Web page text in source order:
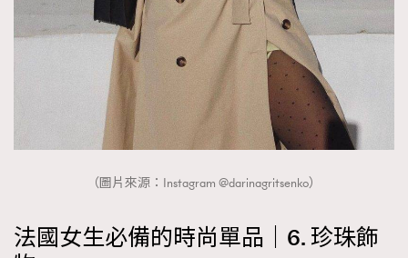
（圖片來源：Instagram @darinagritsenko）
法國女生必備的時尚單品｜6. 珍珠飾